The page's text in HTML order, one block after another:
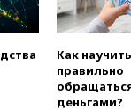
Как
правильно
деньгами?